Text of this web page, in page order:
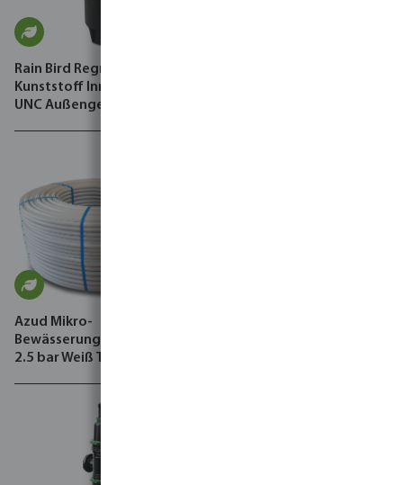
Rain Bird Regner Basis
Kunststoff Innengewinde x
UNC Außengewinde
Azud Mikro-
Bewässerungsschlauch PE
2.5 bar Weiß Typ Hidro-P